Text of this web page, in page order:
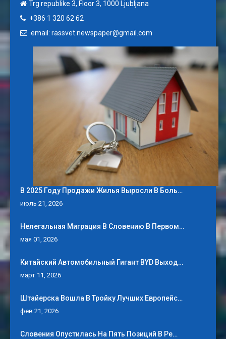
Trg republike 3, Floor 3, 1000 Ljubljana
+386 1 320 62 62
email: rassvet.newspaper@gmail.com
В 2025 Году Продажи Жилья Выросли В Боль…
июль 21, 2026
Нелегальная Миграция В Словению В Первом…
мая 01, 2026
Китайский Автомобильный Гигант BYD Выход…
март 11, 2026
Штайерска Вошла В Тройку Лучших Европейс…
фев 21, 2026
Словения Опустилась На Пять Позиций В Ре…